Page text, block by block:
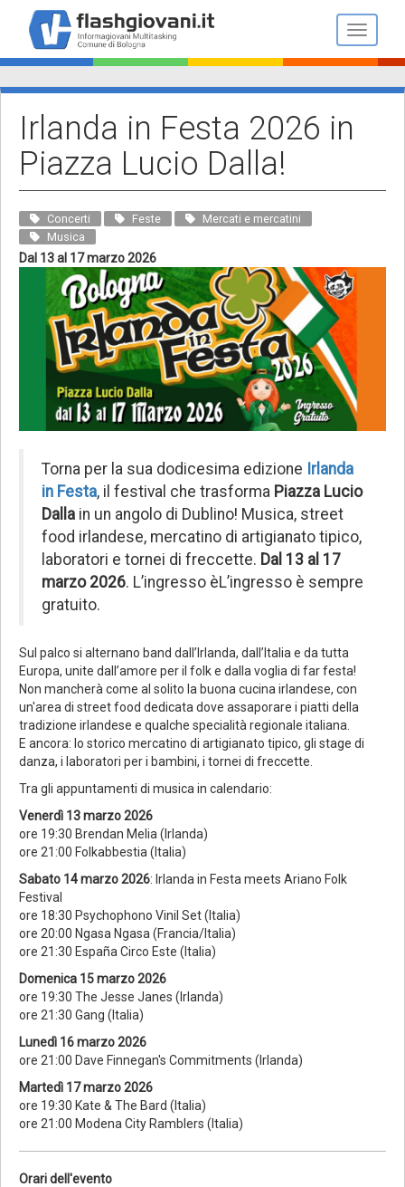
contenuto
principale
Toggle
Irlanda in Festa 2026 in
Piazza Lucio Dalla!
Concerti Feste
Mercati e mercatini
Musica
Dal 13 al 17 marzo 2026
Torna per la sua dodicesima edizione Irlanda
in Festa, il festival che trasforma Piazza Lucio
Dalla in un angolo di Dublino! Musica, street
food irlandese, mercatino di artigianato tipico,
laboratori e tornei di freccette. Dal 13 al 17
marzo 2026. L’ingresso èL’ingresso è sempre
gratuito.
Sul palco si alternano band dall’Irlanda, dall’Italia e da tutta
Europa, unite dall’amore per il folk e dalla voglia di far festa!
Non mancherà come al solito la buona cucina irlandese, con
un'area di street food dedicata dove assaporare i piatti della
tradizione irlandese e qualche specialità regionale italiana.
E ancora: lo storico mercatino di artigianato tipico, gli stage di
danza, i laboratori per i bambini, i tornei di freccette.
Tra gli appuntamenti di musica in calendario:
Venerdì 13 marzo 2026
ore 19:30 Brendan Melia (Irlanda)
ore 21:00 Folkabbestia (Italia)
Sabato 14 marzo 2026: Irlanda in Festa meets Ariano Folk
Festival
ore 18:30 Psychophono Vinil Set (Italia)
ore 20:00 Ngasa Ngasa (Francia/Italia)
ore 21:30 España Circo Este (Italia)
Domenica 15 marzo 2026
ore 19:30 The Jesse Janes (Irlanda)
ore 21:30 Gang (Italia)
Lunedì 16 marzo 2026
ore 21:00 Dave Finnegan's Commitments (Irlanda)
Martedì 17 marzo 2026
ore 19:30 Kate & The Bard (Italia)
ore 21:00 Modena City Ramblers (Italia)
Orari dell'evento